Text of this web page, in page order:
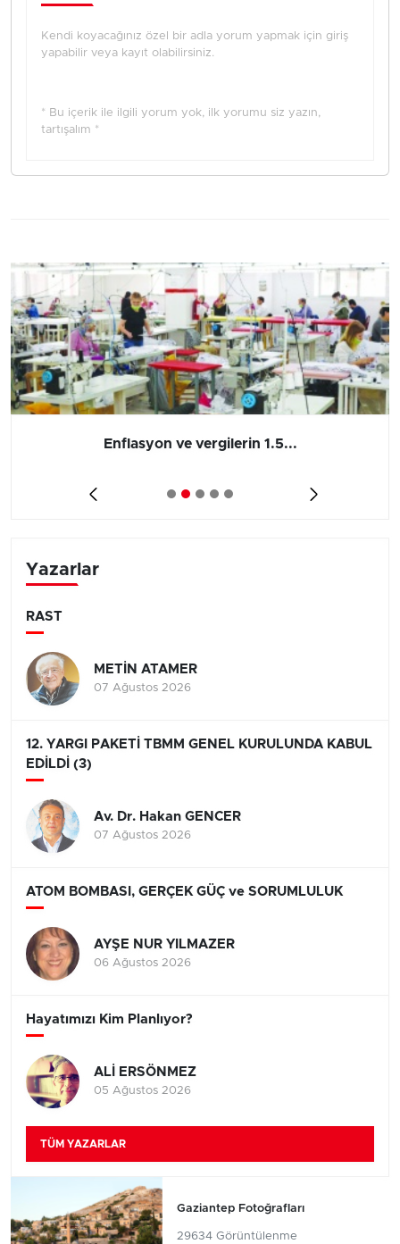
Kendi koyacağınız özel bir adla yorum yapmak için giriş
yapabilir veya kayıt olabilirsiniz.
* Bu içerik ile ilgili yorum yok, ilk yorumu siz yazın,
tartışalım *
Enflasyon ve vergilerin 1.5...
Yazarlar
RAST
METİN ATAMER
07 Ağustos 2026
12. YARGI PAKETİ TBMM GENEL KURULUNDA KABUL
EDİLDİ (3)
Av. Dr. Hakan GENCER
07 Ağustos 2026
ATOM BOMBASI, GERÇEK GÜÇ ve SORUMLULUK
AYŞE NUR YILMAZER
06 Ağustos 2026
Hayatımızı Kim Planlıyor?
ALİ ERSÖNMEZ
05 Ağustos 2026
TÜM YAZARLAR
Gaziantep Fotoğrafları
29634 Görüntülenme